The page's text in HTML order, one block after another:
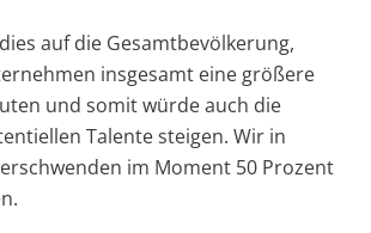
auf die Gesamtbevölkerung,
insgesamt eine größere
und somit würde auch die
Talente steigen. Wir in
im Moment 50 Prozent